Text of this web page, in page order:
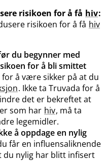
risikoen for å få hiv:
risikoen for å få hiv
du begynner med
for å bli smittet
å være sikker på at du
. Ikke ta Truvada for å
det er bekreftet at
som har hiv, må ta
legemidler.
å oppdage en nylig
får en influensaliknende
du nylig har blitt infisert